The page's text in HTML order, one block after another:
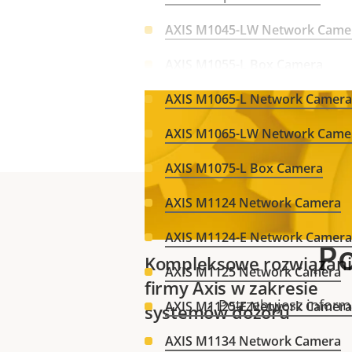
Kompleksowe
firmy Axis w zakresie
systemów dozoru
AXIS M1045-LW Network
AXIS M1065-L Network Camera
AXIS M1065-LW Network
AXIS M1075-L Box Camera
AXIS M1124 Network Camera
AXIS M1124-E Network Camera
AXIS M1125 Network Camera
AXIS M1125-E Network Camera
AXIS M1134 Network Camera
Potrzebujesz